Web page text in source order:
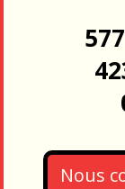
Nous